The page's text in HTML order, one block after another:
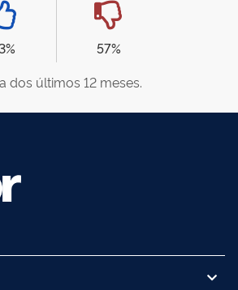
57%
dos últimos 12 meses.